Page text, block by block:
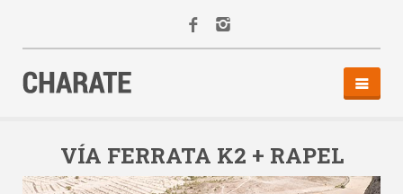
AGENDA
ACTIVIDADES
VÍA FERRATA K2 + RAPEL